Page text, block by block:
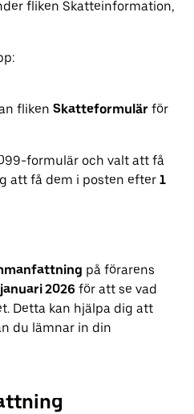
fliken Skatteinformation,
fliken Skatteformulär för
formulär och valt att få
att få dem i posten efter 1
på förarens
2026 för att se vad
Detta kan hjälpa dig att
du lämnar in din